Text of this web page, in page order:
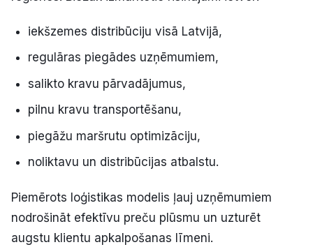
iekšzemes distribūciju visā Latvijā,
regulāras piegādes uzņēmumiem,
salikto kravu pārvadājumus,
pilnu kravu transportēšanu,
piegāžu maršrutu optimizāciju,
noliktavu un distribūcijas atbalstu.
Piemērots loģistikas modelis ļauj uzņēmumiem
nodrošināt efektīvu preču plūsmu un uzturēt
augstu klientu apkalpošanas līmeni.